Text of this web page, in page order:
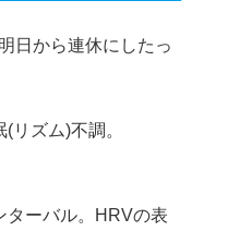
日から連休にしたっ
リズム)不調。
ターバル。HRVの表